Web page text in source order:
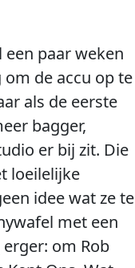
een paar weken
de accu op te
als de eerste
bagger,
er bij zit. Die
loeilelijke
idee wat ze te
met een
om Rob